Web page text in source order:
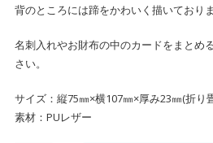
背のところには蹄をかわいく描いておりま
名刺入れやお財布の中のカードをまとめ
さい。
サイズ：縦75㎜×横107㎜×厚み23㎜(折り
素材：PUレザー